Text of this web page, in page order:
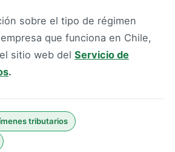
sobre el tipo de régimen
que funciona en Chile,
sitio web del Servicio de
.
tributarios